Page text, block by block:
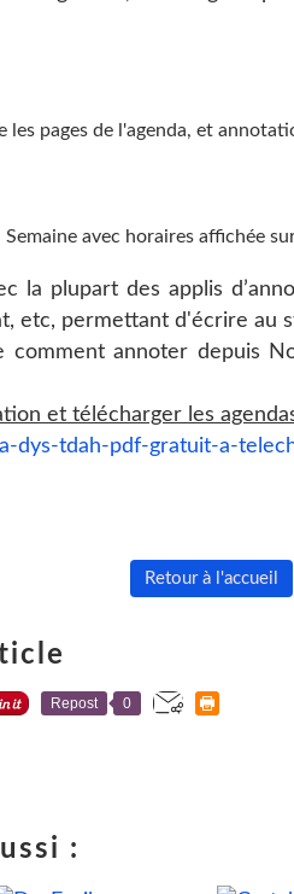
les pages de l'agenda, et
Semaine avec horaires affichée
la plupart des applis
etc, permettant d'écrire au
comment annoter depuis
et télécharger les
dys-tdah-pdf-gratuit-a-
Retour à l'accueil
Repost 0
: